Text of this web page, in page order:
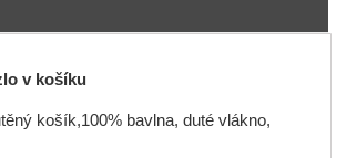
v košíku
košík,100% bavlna, duté vlákno,